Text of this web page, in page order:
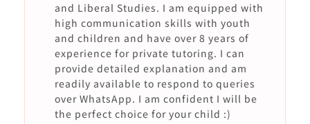
and Liberal Studies. I am equipped with
high communication skills with youth
and children and have over 8 years of
experience for private tutoring. I can
provide detailed explanation and am
readily available to respond to queries
over WhatsApp. I am confident I will be
the perfect choice for your child :)